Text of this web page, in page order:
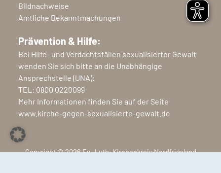
Bildnachweise
Amtliche Bekanntmachungen
Prävention & Hilfe:
Bei Hilfe- und Verdachtsfällen sexualisierter Gewalt
wenden Sie sich bitte an die Unabhängige
Ansprechstelle (UNA):
TEL: 0800 0220099
Mehr Informationen finden Sie auf der Seite
www.kirche-gegen-sexualisierte-gewalt.de
Copyright © 2026 Ev.-Luth. Kirchenkreis Nordfriesland